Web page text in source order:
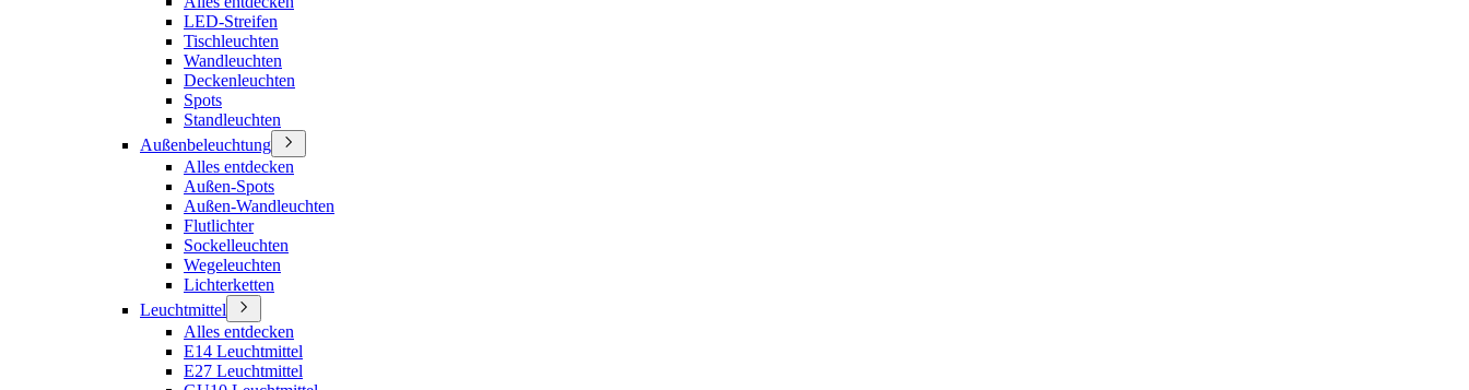
LED-Streifen
Tischleuchten
Wandleuchten
Deckenleuchten
Spots
Standleuchten
Außenbeleuchtung
Alles entdecken
Außen-Spots
Außen-Wandleuchten
Flutlichter
Sockelleuchten
Wegeleuchten
Lichterketten
Leuchtmittel
Alles entdecken
E14 Leuchtmittel
E27 Leuchtmittel